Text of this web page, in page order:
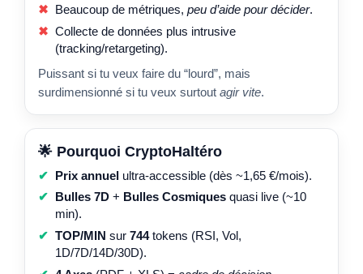
Beaucoup de métriques, peu d’aide pour décider.
Collecte de données plus intrusive
(tracking/retargeting).
Puissant si tu veux faire du “lourd”, mais
surdimensionné si tu veux surtout agir vite.
🌟 Pourquoi CryptoHaltéro
Prix annuel ultra-accessible (dès ~1,65 €/mois).
Bulles 7D + Bulles Cosmiques quasi live (~10
min).
TOP/MIN sur 744tokens (RSI, Vol,
1D/7D/14D/30D).